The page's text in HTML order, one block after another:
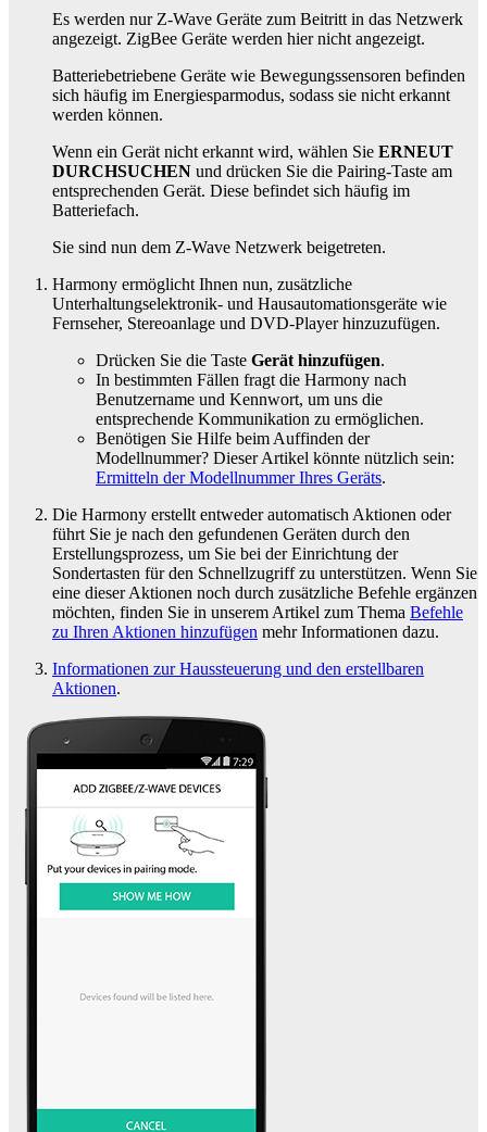
Es werden nur Z-Wave Geräte zum Beitritt in das Netzwerk
angezeigt. ZigBee Geräte werden hier nicht angezeigt.
Batteriebetriebene Geräte wie Bewegungssensoren befinden
sich häufig im Energiesparmodus, sodass sie nicht erkannt
werden können.
Wenn ein Gerät nicht erkannt wird, wählen Sie ERNEUT
DURCHSUCHEN und drücken Sie die Pairing-Taste am
entsprechenden Gerät. Diese befindet sich häufig im
Batteriefach.
Sie sind nun dem Z-Wave Netzwerk beigetreten.
Harmony ermöglicht Ihnen nun, zusätzliche
Unterhaltungselektronik- und Hausautomationsgeräte wie
Fernseher, Stereoanlage und DVD-Player hinzuzufügen.
Drücken Sie die Taste Gerät hinzufügen.
In bestimmten Fällen fragt die Harmony nach
Benutzername und Kennwort, um uns die
entsprechende Kommunikation zu ermöglichen.
Benötigen Sie Hilfe beim Auffinden der
Modellnummer? Dieser Artikel könnte nützlich sein:
Ermitteln der Modellnummer Ihres Geräts.
Die Harmony erstellt entweder automatisch Aktionen oder
führt Sie je nach den gefundenen Geräten durch den
Erstellungsprozess, um Sie bei der Einrichtung der
Sondertasten für den Schnellzugriff zu unterstützen. Wenn Sie
eine dieser Aktionen noch durch zusätzliche Befehle ergänzen
möchten, finden Sie in unserem Artikel zum Thema Befehle
zu Ihren Aktionen hinzufügen mehr Informationen dazu.
Informationen zur Haussteuerung und den erstellbaren
Aktionen.